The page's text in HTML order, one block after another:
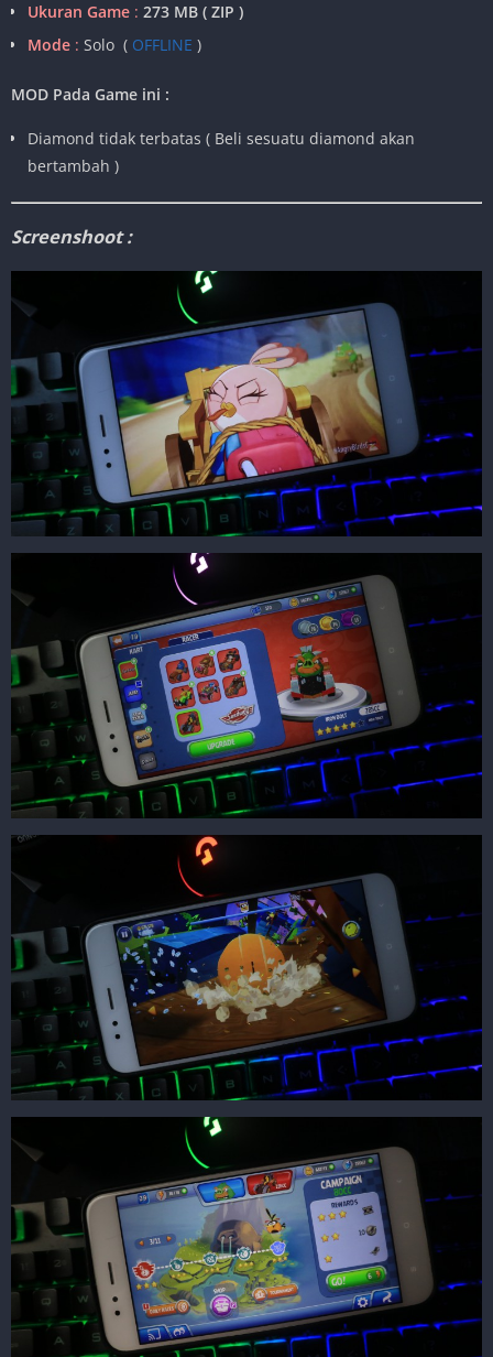
Ukuran Game : 273 MB ( ZIP )
Mode : Solo ( OFFLINE )
MOD Pada Game ini :
Diamond tidak terbatas ( Beli sesuatu diamond akan
bertambah )
Screenshoot :